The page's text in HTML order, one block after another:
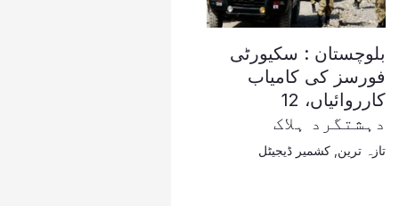
بلوچستان : سکیورٹی
فورسز کی کامیاب
کارروائیاں، 12
دہشتگرد ہلاک
تازہ ترین کشمیر ڈیجیٹل